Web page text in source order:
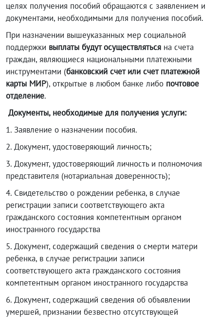
целях получения пособий обращаются с заявлением и
документами, необходимыми для получения пособий.
При назначении вышеуказанных мер социальной
поддержки выплаты будут осуществляться на счета
граждан, являющиеся национальными платежными
инструментами (банковский счет или счет платежной
карты МИР), открытые в любом банке либо почтовое
отделение.
Документы, необходимые для получения услуги:
1. Заявление о назначении пособия.
2. Документ, удостоверяющий личность;
3. Документ, удостоверяющий личность и полномочия
представителя (нотариальная доверенность);
4. Свидетельство о рождении ребенка, в случае
регистрации записи соответствующего акта
гражданского состояния компетентным органом
иностранного государства
5. Документ, содержащий сведения о смерти матери
ребенка, в случае регистрации записи
соответствующего акта гражданского состояния
компетентным органом иностранного государства
6. Документ, содержащий сведения об объявлении
умершей, признании безвестно отсутствующей